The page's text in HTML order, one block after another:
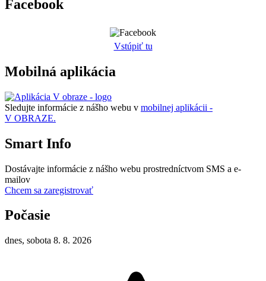
Facebook
Vstúpiť tu
Mobilná aplikácia
Sledujte informácie z nášho webu v mobilnej aplikácii -
V OBRAZE.
Smart Info
Dostávajte informácie z nášho webu prostredníctvom SMS a e-
mailov
Chcem sa zaregistrovať
Počasie
dnes, sobota 8. 8. 2026